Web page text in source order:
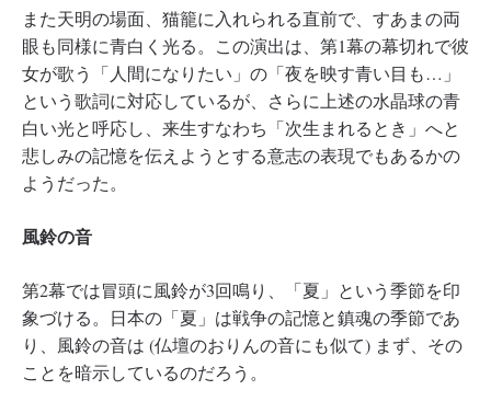
また天明の場面、猫籠に入れられる直前で、すあまの両
眼も同様に青白く光る。この演出は、第1幕の幕切れで彼
女が歌う「人間になりたい」の「夜を映す青い目も…」
という歌詞に対応しているが、さらに上述の水晶球の青
白い光と呼応し、来生すなわち「次生まれるとき」へと
悲しみの記憶を伝えようとする意志の表現でもあるかの
ようだった。
風鈴の音
第2幕では冒頭に風鈴が3回鳴り、「夏」という季節を印
象づける。日本の「夏」は戦争の記憶と鎮魂の季節であ
り、風鈴の音は (仏壇のおりんの音にも似て) まず、その
ことを暗示しているのだろう。